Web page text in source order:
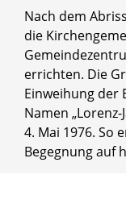
Nach dem
die
errichten. Die
Einweihung der
Namen
4. Mai 1976. So
Begegnung auf